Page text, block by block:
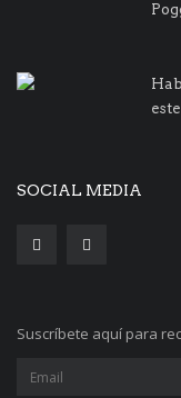
SOCIAL MEDIA
Suscríbete aquí para